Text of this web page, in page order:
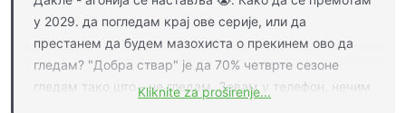
у 2029. да погледам крај ове серије, или да
престанем да будем мазохиста о прекинем ово да
гледам? "Добра ствар" је да 70% четврте сезоне
гледам тако што - не гледам. Зевам у телефон, нечим
Kliknite za proširenje...